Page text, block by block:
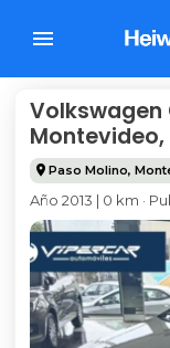
Volkswagen
Montevideo,
Paso Molino,
Año 2013 | 0 km ·